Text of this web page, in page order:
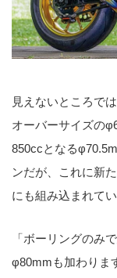
見えないところで
オーバーサイズの
850ccとなる
ンだが、これに新
にも組み込まれてい
「ボーリングのみ
φ80mmも加わりま